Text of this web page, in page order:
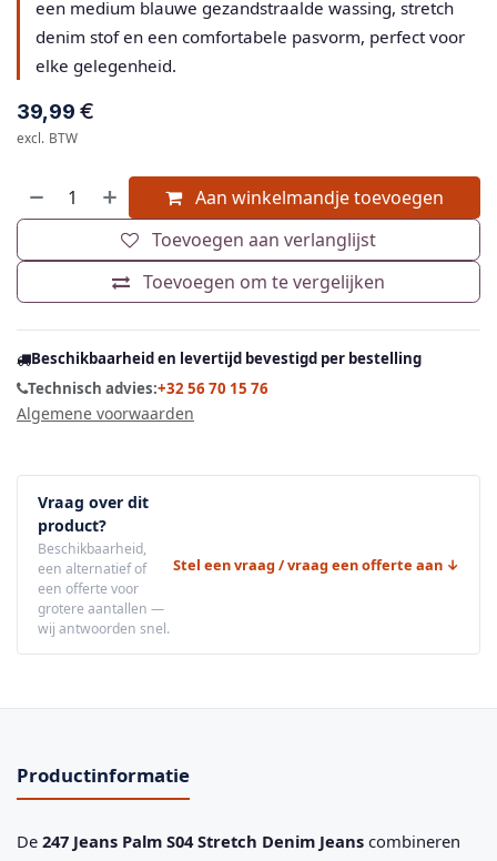
een medium blauwe gezandstraalde wassing, stretch
denim stof en een comfortabele pasvorm, perfect voor
elke gelegenheid.
39,99 €
excl. BTW
Aan winkelmandje toevoegen
Toevoegen om te vergelijken
Toevoegen aan verlanglijst
Beschikbaarheid en levertijd bevestigd per bestelling
Technisch advies:+32 56 70 15 76
Algemene voorwaarden
Vraag over dit
product?
Beschikbaarheid,
een alternatief of
een offerte voor
grotere aantallen —
wij antwoorden snel.
Stel een vraag / vraag een offerte aan ↓
Productinformatie
De 247 Jeans Palm S04 Stretch Denim Jeans combineren